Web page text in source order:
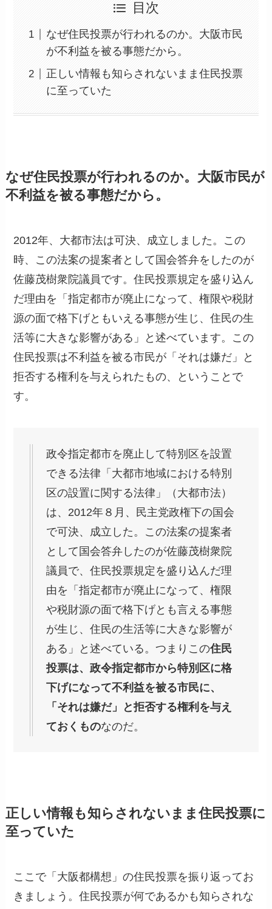
目次
なぜ住民投票が行われるのか。大阪市民
が不利益を被る事態だから。
正しい情報も知らされないまま住民投票
に至っていた
なぜ住民投票が行われるのか。大阪市民が
不利益を被る事態だから。
2012年、大都市法は可決、成立しました。この
時、この法案の提案者として国会答弁をしたのが
佐藤茂樹衆院議員です。住民投票規定を盛り込ん
だ理由を「指定都市が廃止になって、権限や税財
源の面で格下げともいえる事態が生じ、住民の生
活等に大きな影響がある」と述べています。この
住民投票は不利益を被る市民が「それは嫌だ」と
拒否する権利を与えられたもの、ということで
す。
政令指定都市を廃止して特別区を設置
できる法律「大都市地域における特別
区の設置に関する法律」（大都市法）
は、2012年８月、民主党政権下の国会
で可決、成立した。この法案の提案者
として国会答弁したのが佐藤茂樹衆院
議員で、住民投票規定を盛り込んだ理
由を「指定都市が廃止になって、権限
や税財源の面で格下げとも言える事態
が生じ、住民の生活等に大きな影響が
ある」と述べている。つまりこの住民
投票は、政令指定都市から特別区に格
下げになって不利益を被る市民に、
「それは嫌だ」と拒否する権利を与え
ておくものなのだ。
正しい情報も知らされないまま住民投票に
至っていた
ここで「大阪都構想」の住民投票を振り返ってお
きましょう。住民投票が何であるかも知らされな